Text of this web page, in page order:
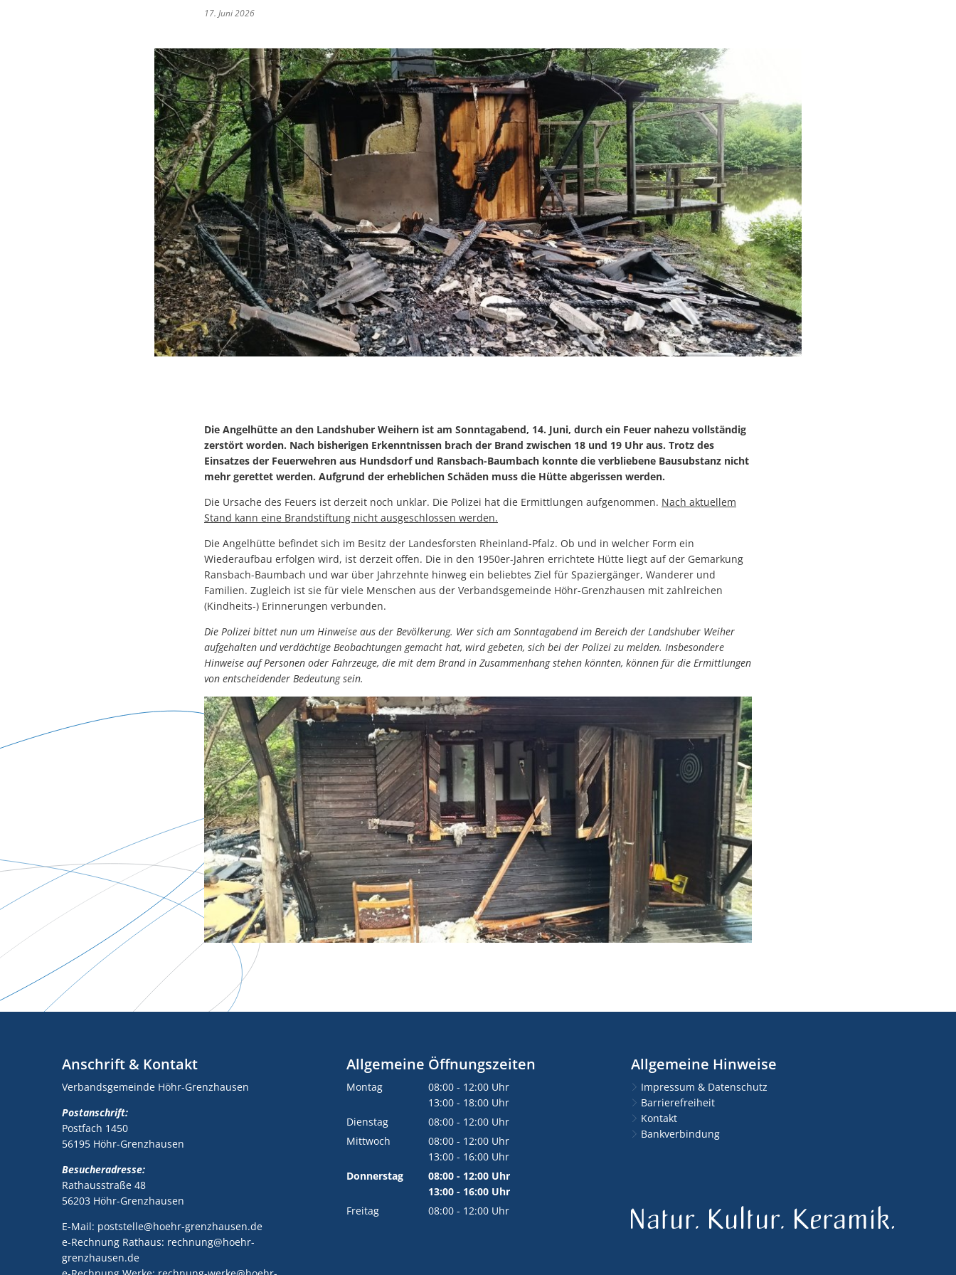
17. Juni 2026
Die Angelhütte an den Landshuber Weihern ist am Sonntagabend, 14. Juni, durch ein Feuer nahezu vollständig
zerstört worden. Nach bisherigen Erkenntnissen brach der Brand zwischen 18 und 19 Uhr aus. Trotz des
Einsatzes der Feuerwehren aus Hundsdorf und Ransbach-Baumbach konnte die verbliebene Bausubstanz nicht
mehr gerettet werden. Aufgrund der erheblichen Schäden muss die Hütte abgerissen werden.
Die Ursache des Feuers ist derzeit noch unklar. Die Polizei hat die Ermittlungen aufgenommen. Nach aktuellem
Stand kann eine Brandstiftung nicht ausgeschlossen werden.
Die Angelhütte befindet sich im Besitz der Landesforsten Rheinland-Pfalz. Ob und in welcher Form ein
Wiederaufbau erfolgen wird, ist derzeit offen. Die in den 1950er-Jahren errichtete Hütte liegt auf der Gemarkung
Ransbach-Baumbach und war über Jahrzehnte hinweg ein beliebtes Ziel für Spaziergänger, Wanderer und
Familien. Zugleich ist sie für viele Menschen aus der Verbandsgemeinde Höhr-Grenzhausen mit zahlreichen
(Kindheits-) Erinnerungen verbunden.
Die Polizei bittet nun um Hinweise aus der Bevölkerung. Wer sich am Sonntagabend im Bereich der Landshuber Weiher
aufgehalten und verdächtige Beobachtungen gemacht hat, wird gebeten, sich bei der Polizei zu melden. Insbesondere
Hinweise auf Personen oder Fahrzeuge, die mit dem Brand in Zusammenhang stehen könnten, können für die Ermittlungen
von entscheidender Bedeutung sein.
Anschrift & Kontakt
Verbandsgemeinde Höhr-Grenzhausen
Postanschrift:
Postfach 1450
56195 Höhr-Grenzhausen
Besucheradresse:
Rathausstraße 48
56203 Höhr-Grenzhausen
E-Mail: poststelle@hoehr-grenzhausen.de
e-Rechnung Rathaus: rechnung@hoehr-
grenzhausen.de
Allgemeine Öffnungszeiten
Montag 08:00 - 12:00 Uhr
Von 08:00 bis 12:00 Uhr
13:00 - 18:00 Uhr
Von 13:00 bis 18:00 Uhr
Dienstag 08:00 - 12:00 Uhr
Von 08:00 bis 12:00 Uhr
Mittwoch 08:00 - 12:00 Uhr
Von 08:00 bis 12:00 Uhr
13:00 - 16:00 Uhr
Von 13:00 bis 16:00 Uhr
Donnerstag 08:00 - 12:00 Uhr
Von 08:00 bis 12:00 Uhr
13:00 - 16:00 Uhr
Von 13:00 bis 16:00 Uhr
Freitag 08:00 - 12:00 Uhr
Allgemeine Hinweise
Impressum & Datenschutz
Barrierefreiheit
Kontakt
Bankverbindung